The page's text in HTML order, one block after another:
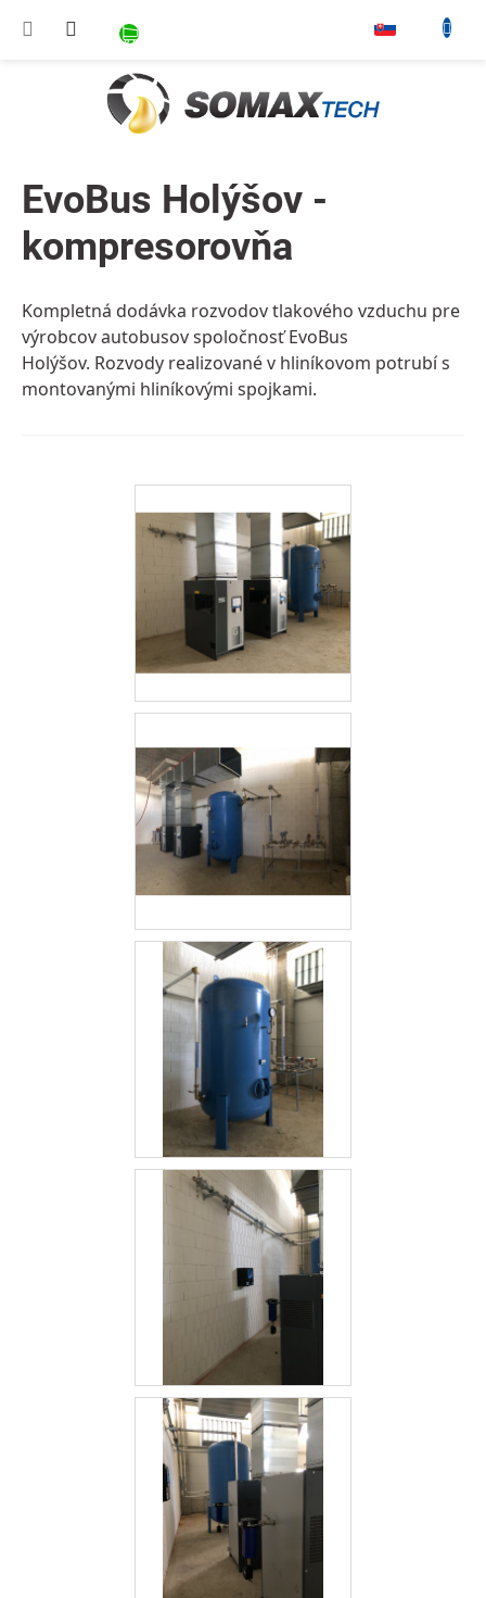
NÁKUPNÝ KOŠÍK
EvoBus Holýšov -
kompresorovňa
Kompletná dodávka rozvodov tlakového vzduchu pre
výrobcov autobusov spoločnosť EvoBus
Holýšov. Rozvody realizované v hliníkovom potrubí s
montovanými hliníkovými spojkami.